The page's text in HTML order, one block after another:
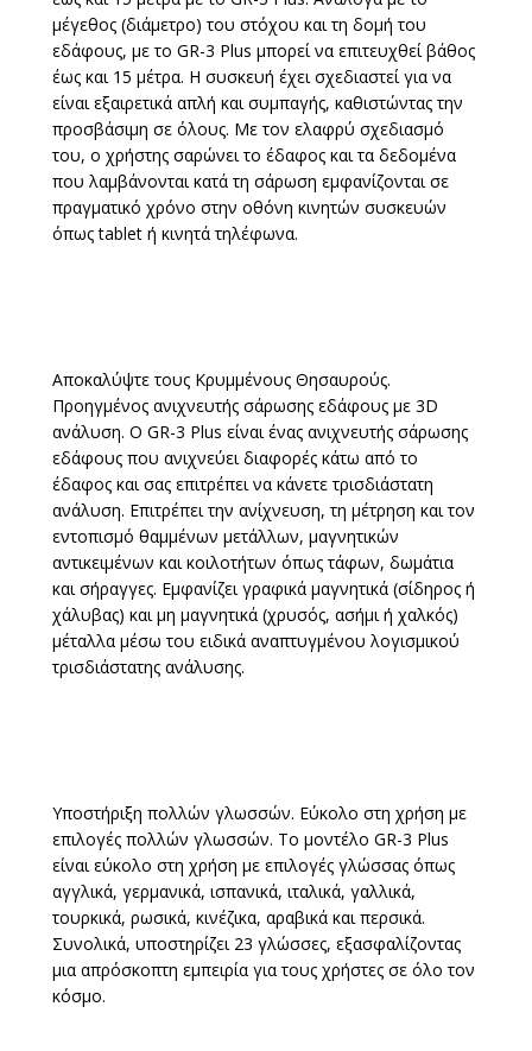
μέγεθος (διάμετρο) του στόχου και τη δομή του
εδάφους, με το GR-3 Plus μπορεί να επιτευχθεί βάθος
έως και 15 μέτρα. Η συσκευή έχει σχεδιαστεί για να
είναι εξαιρετικά απλή και συμπαγής, καθιστώντας την
προσβάσιμη σε όλους. Με τον ελαφρύ σχεδιασμό
του, ο χρήστης σαρώνει το έδαφος και τα δεδομένα
που λαμβάνονται κατά τη σάρωση εμφανίζονται σε
πραγματικό χρόνο στην οθόνη κινητών συσκευών
όπως tablet ή κινητά τηλέφωνα.
Αποκαλύψτε τους Κρυμμένους Θησαυρούς.
Προηγμένος ανιχνευτής σάρωσης εδάφους με 3D
ανάλυση. Ο GR-3 Plus είναι ένας ανιχνευτής σάρωσης
εδάφους που ανιχνεύει διαφορές κάτω από το
έδαφος και σας επιτρέπει να κάνετε τρισδιάστατη
ανάλυση. Επιτρέπει την ανίχνευση, τη μέτρηση και τον
εντοπισμό θαμμένων μετάλλων, μαγνητικών
αντικειμένων και κοιλοτήτων όπως τάφων, δωμάτια
και σήραγγες. Εμφανίζει γραφικά μαγνητικά (σίδηρος ή
χάλυβας) και μη μαγνητικά (χρυσός, ασήμι ή χαλκός)
μέταλλα μέσω του ειδικά αναπτυγμένου λογισμικού
τρισδιάστατης ανάλυσης.
Υποστήριξη πολλών γλωσσών. Εύκολο στη χρήση με
επιλογές πολλών γλωσσών. Το μοντέλο GR-3 Plus
είναι εύκολο στη χρήση με επιλογές γλώσσας όπως
αγγλικά, γερμανικά, ισπανικά, ιταλικά, γαλλικά,
τουρκικά, ρωσικά, κινέζικα, αραβικά και περσικά.
Συνολικά, υποστηρίζει 23 γλώσσες, εξασφαλίζοντας
μια απρόσκοπτη εμπειρία για τους χρήστες σε όλο τον
κόσμο.